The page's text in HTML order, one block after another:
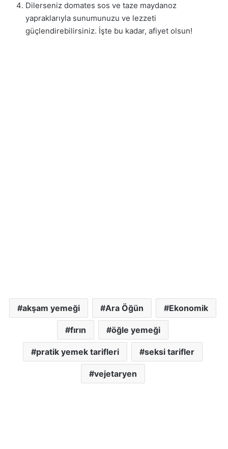
Dilerseniz domates sos ve taze maydanoz
yapraklarıyla sunumunuzu ve lezzeti
güçlendirebilirsiniz. İşte bu kadar, afiyet olsun!
akşam yemeği Ara Öğün Ekonomik
fırın öğle yemeği
pratik yemek tarifleri seksi tarifler
vejetaryen